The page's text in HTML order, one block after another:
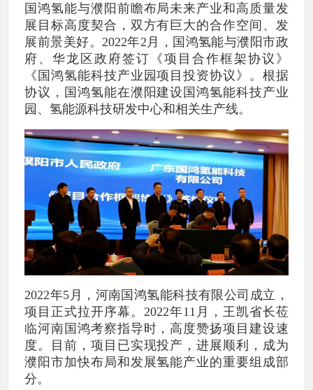
国鸿氢能与濮阳前瞻布局未来产业和高质量发
展目标高度契合，双方有巨大的合作空间、发
展前景美好。2022年2月，国鸿氢能与濮阳市政
府、华龙区政府签订《项目合作框架协议》
《国鸿氢能科技产业园项目投资协议》。根据
协议，国鸿氢能在濮阳建设国鸿氢能科技产业
园、氢能源科技研发中心和相关生产线。
2022年5月，河南国鸿氢能科技有限公司成立，
项目正式拉开序幕。2022年11月，王凯省长莅
临河南国鸿考察指导时，高度赞扬项目建设速
度。目前，项目已实现投产，进展顺利，成为
濮阳市加快布局和发展氢能产业的重要组成部
分。